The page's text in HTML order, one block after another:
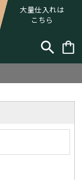
大量仕入れは
こちら